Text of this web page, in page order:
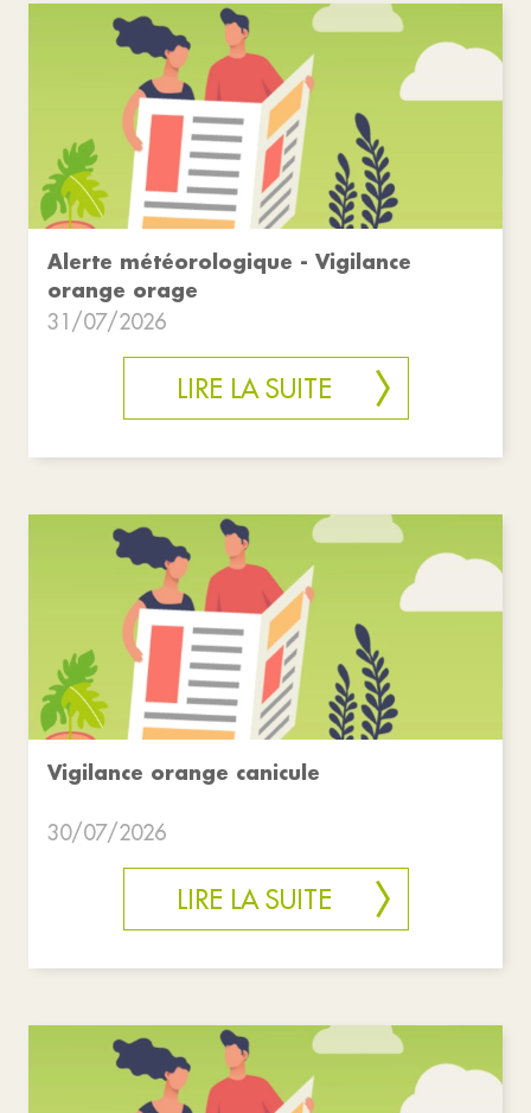
Alerte météorologique - Vigilance
orange orage
31/07/2026
LIRE LA SUITE
Vigilance orange canicule
30/07/2026
LIRE LA SUITE